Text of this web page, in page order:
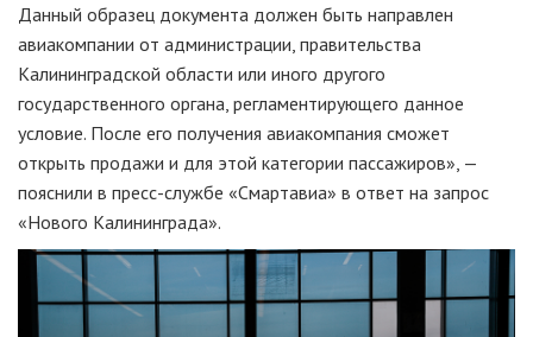
Данный образец документа должен быть направлен
авиакомпании от администрации, правительства
Калининградской области или иного другого
государственного органа, регламентирующего данное
условие. После его получения авиакомпания сможет
открыть продажи и для этой категории пассажиров», —
пояснили в пресс-службе «Смартавиа» в ответ на запрос
«Нового Калининграда».